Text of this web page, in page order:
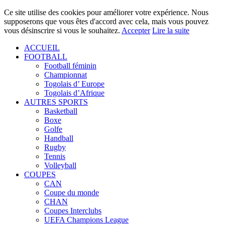
Ce site utilise des cookies pour améliorer votre expérience. Nous
supposerons que vous êtes d'accord avec cela, mais vous pouvez
vous désinscrire si vous le souhaitez. Accepter Lire la suite
ACCUEIL
FOOTBALL
Football féminin
Championnat
Togolais d’ Europe
Togolais d’Afrique
AUTRES SPORTS
Basketball
Boxe
Golfe
Handball
Rugby
Tennis
Volleyball
COUPES
CAN
Coupe du monde
CHAN
Coupes Interclubs
UEFA Champions League